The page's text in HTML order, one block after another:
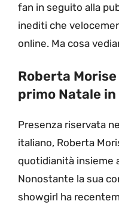
fan in seguito alla
inediti che
online. Ma cosa
Roberta
primo Natale
Presenza riservata
italiano, Roberta
quotidianità insieme
Nonostante la sua
showgirl ha